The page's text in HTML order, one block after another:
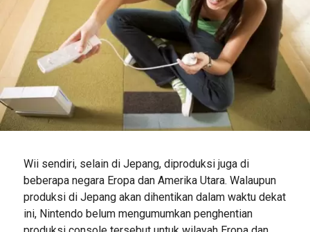
Wii sendiri, selain di Jepang, diproduksi juga di
beberapa negara Eropa dan Amerika Utara. Walaupun
produksi di Jepang akan dihentikan dalam waktu dekat
ini, Nintendo belum mengumumkan penghentian